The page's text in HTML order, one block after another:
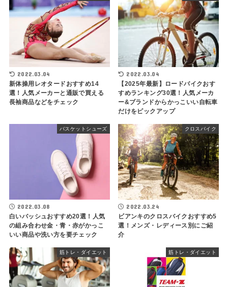
2022.03.04
新体操用レオタードおすすめ14
選！人気メーカーと通販で買える
長袖商品などをチェック
2022.03.04
【2025年最新】ロードバイクおす
すめランキング30選！人気メーカ
ー&ブランドからかっこいい自転車
だけをピックアップ
バスケットシューズ
2022.03.08
白いバッシュおすすめ20選！人気
の組み合わせ金・青・赤がかっこ
いい商品や洗い方を要チェック
クロスバイク
2022.03.24
ビアンキのクロスバイクおすすめ5
選！メンズ・レディース別にご紹
介
筋トレ・ダイエット 筋トレ・ダイエット